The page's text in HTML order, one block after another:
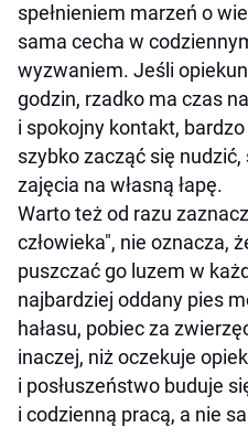
spełnieniem marzeń o
sama cecha w
wyzwaniem. Jeśli
godzin, rzadko ma czas
i spokojny kontakt,
szybko zacząć się
zajęcia na własną łapę.
Warto też od razu
człowieka", nie oznacza,
puszczać go luzem w
najbardziej oddany pies
hałasu, pobiec za
inaczej, niż oczekuje
i posłuszeństwo buduje
i codzienną pracą, a nie